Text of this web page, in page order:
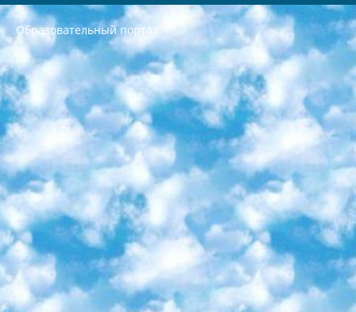
Образовательный портал
РЕСПУБЛИКА УЗБЕКИСТАН МИНИСТРЕРСТВО ДОШКОЛЬНОГО И ШКОЛЬНОГО ОБРАЗОВАНИЯ КОМАНДА в общеобразовательных учреждениях в 2023-2024 учебном году организация и проведение итоговой государственной аттестации обучающихся о Министра дошкольного и школьного образования Республики Узбекистан от 4 марта 2008 года (постановлением Минюста от 20 марта 2008 года № 1778 государственной регистрации) «Итоговое состояние учащихся общего среднего образования на основании положения об утверждении положения об аттестации общего среднего образования выпускной экзамен студентов в образовательных учреждениях в 2023-2024 учебном году В целях организации и прохождения аттестации приказываю: 1. Следующее: перечень предметов, по которым будет проводиться итоговая государственная аттестация и экзамен формы перевода согласно приложению 1; сертификаты международного образца, оценивающие уровень владения иностранными языками перечень согласно приложению 2; 2. Педагогический при специализированных образовательных учреждениях. научно-практический центр квалификации и международной оценки (Д.Давидова) 2024 г. До 25 марта: задания по предметам, по которым будет проводиться итоговая аттестация разработка и утверждение технических условий; итоговая аттестация на основании разработанного предметного задания разработка вопросов по предметам (устно и письменно), экзамен передача; общеобразовательные средние школы и специальные учебные заведения учащиеся выпускных классов школ и интернатов в агентской системе подготовка базы данных экзаменационных материалов и критериев оценки; перевод базы экзаменационных материалов на все языки обучения подать в Республиканский образовательный центр для изготовления; варианты экзаменов на основе разработанных контрольных материалов пусть будут поставлены задачи формирования. 3. Республиканский образовательный центр (Ш.Худайкулов) до 5 апреля 2024 года. до: база данных предоставленных экзаменационных материалов на все языки обучения перевод и экспертиза; для слепых, слабовидящих, глухих, слабослышащих и умственно отсталых детей учащиеся выпускных классов специализированных школ и школ-интернатов база данных экзаменационных материалов на всех преподаваемых языках подготовка критериев оценки; специализированные школы для умственно отсталых детей и технологии для учащихся выпускных классов школ-интернатов разработка соответствующих рекомендаций и критериев проведения ЕГЭ по естествознанию давать задания. 4. Педагогический при специализированных образовательных учреждениях. Научно-практический центр навыков и международной оценки (Д.Давидова), Республика образовательный центр (Худайкулов Ш.) итоговый государственный аттестационный экзамен ориентирован на творческое и логическое мышление при подготовке базы материалов учитывать введение заданий. 5. Следует отметить, что: сертификат государственного образца о знании общеобразовательного предмета и как минимум национальный уровень B1 по предметам на иностранных языках, указанным в Приложении 2. или международно признанный сертификат эквивалентного уровня студенты, изучающие определенный предмет, освобождаются от экзамена; по соответствующим предметам запланирована итоговая государственная аттестация за день до дня, путем жеребьевки Рабочей группой (в письменной форме по предметам, проводимым в форме) из числа сформированных вариантов выбрано 2 варианта; 2 выбранных варианта экзамена анонсированы на официальном сайте министерства и все выпускники по всей стране на основе этих вариантов проводит итоговую государственную аттестацию. 6. Государственное образование учащихся средних общеобразовательных учреждений. знания в соответствии с квалификационными требованиями, которые необходимо приобрести на основании стандартов итоговый (выпускной) контроль для 9 и 11 классов в целях тестирования Экзамены (далее – экзамены) состоят из предметов, перечисленных в приложении 1. будет сделано. 7. Экзамены пройдут с 26 мая по 15 июня 2024 г. (кроме науки физического воспитания). 8. Физическая для учащихся 9 классов общесредних образовательных учреждений. Экзамены по предмету «Образование, квалификация медицина» 1-6 мая 2024 года. сотрудники перевести под присмотр (с отклонениями в физическом или умственном развитии) специализированная школа для детей, школы-интернаты и со сколиозом школы-интернаты санаторного типа для больных детей исключены). 9. Он был слепым, слабовидящим и имел нарушения опорно-двигательного аппарата. экзамены в специализированных школах и интернатах для детей должны проводиться исходя из требований, предъявляемых к общеобразовательным учреждениям (физкультура кроме науки). 10. Специализированная школа для глухих и слабослышащих детей. и экзамены в интернатах и быть реализован в виде письменного теста по математике. 11. Специальность для умственно отсталых детей. Для 9 класса Родной язык и литературное письмо Государственный язык (язык обучения – узбекский). для неклассов) написано Математическое письмо Письменная/устная история Узбекистана Физическое воспитание практично Итоговый контроль Для 11 класса Написание родного языка и литературы (эссе) Математическое письмо Узбекский язык (обучение на узбекском языке) не посещающее общее среднее образование для учреждений)/Образовательное учреждение выбор письменный и устный Иностранный язык письменный/устный Письменная/устная история Узбекистана *По выбору студента:  Химия  Физика  Основы государственного права  География 10 бесплатных образовательных ресурсов - Мы составили подборку онлайн-проектов с интерактивными упражнениями, видеолекциями и статьями. Они помогут вам обрести новые и освежить старые знания бесплатно. 1. «ИНТУИТ» Старейшая образовательная площадка Рунета. Здесь вы найдёте сотни текстовых и видеокурсов на десятки различных тем — от программирования до психологии. Многие курсы подготовлены российскими университетами и крупными международными компаниями вроде Intel и Microsoft. Самостоятельное обучение бесплатное, но желающие могут оплатить услуги персональных наставников. 2. «Смартия» знакомит с актуальными профессиями и подсказывает, как им обучаться. Выбрав заинтересовавшую вас специальность — SMM-специалист, фотограф, веб-дизайнер или другую, — увидите список необходимых для неё умений. Чтобы вы могли освоить их самостоятельно, для каждого умения площадка отображает подборку ссылок на учебные материалы. Хотя «Смартия» ориентируется на русскоязычную аудиторию, часть контента всё же доступна только на английском. 3. «Лекторий Физтеха» Проект Московского физико-технического института (Физтеха). С его помощью вы можете смотреть онлайн серии лекций, записанные на видео в этом вузе. В числе доступных предметов — физика, биология, химия, информационные технологии и другие. К некоторым лекциям администрация ресурса прилагает готовые конспекты, которые можно скачивать в PDF-формате. 4. ITMOcourses Онлайн-площадка Санкт-Петербургского национального исследовательского университета информационных технологий, механики и оптики (ИТМО). Ресурс предоставляет свободный доступ к курсам, разработанным в этом вузе. Каталог материалов разбит на четыре категории: «Оптические системы и технологии», «Приборостроение и робототехника», «Информационные технологии» и «Биотехнологии». Курсы состоят из видеолекций, интерактивных демонстраций и заданий. 5. «КиберЛенинка» Электронная научная библиотека открытого доступа. Каталог площадки регулярно обрастает текстами статей из различных научных изданий. Сгруппированные по журналам и рубрикам публикации можно читать онлайн или скачивать целиком в PDF-формате. Проект нацелен на популяризацию науки за счёт открытого доступа к качественной информации. 6. «ПостНаука» На этом ресурсе публикуют подборки видеолекций, составленные экспертами из разных отраслей и объединённые общими темами. Среди них, к примеру, есть серии «Биоинформатика и геномика», «Культура средневековой Скандинавии» и Cinema Studies о теории кино. Каждая подборка лекций — логически связанная история, рассказанная экспертом от первого лица. Кроме того, на сайте появляются научно-образовательные статьи и тесты на разные темы. 7. «Newочём» Команда проекта «Newочём» отбирает самые интересные тексты из англоязычных СМИ и переводит те из них, за которые голосуют участники сообщества «ВКонтакте». По большей части это научно-популярные статьи. Редакторы придумывают лишь заголовки, в остальном содержание переводов соответствует оригиналам. Полные тексты можно читать прямо в социальной сети. 8. InternetUrok Онлайн-база материалов по основным дисциплинам школьной программы. Информация на сайте структурирована по классам, предметам и темам (урокам). Каждый урок состоит из видеолекций и конспектов. Есть также интерактивные тренажёры и тесты для закрепления пройденного материала. Даже если вы давно окончили школу, возможность повторить программу старших классов всегда может пригодиться. 9. Edutainme Ещё один ресурс об образовании. В отличие от Newtonew, как мне кажется, Edutainme больше ориентируется на представителей индустрии: педагогов, предпринимателей, разработчиков образовательных проектов. Но и любой, кто просто стремится к саморазвитию, найдёт на сайте много полезного и интересного для себя. Например, информацию о новых курсах и образовательных сервисах. 10. Newtonew Онлайн-медиа об образовании и обучении в широком смысле. Авторы Newtonew пишут об инструментах, заведениях, тактиках и стратегиях, которые помогают учить других и получать новые знания самостоятельно. На этой площадке вы найдёте новости, обзоры, аналитические мат